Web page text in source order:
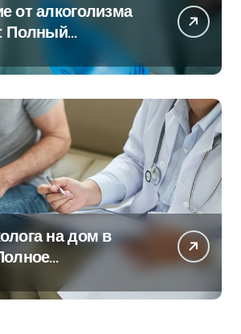
от алкоголизма
Полный
на дом в